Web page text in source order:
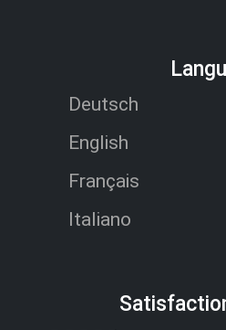
Deutsch
English
Français
Italiano